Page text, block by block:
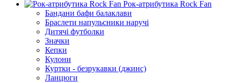
Рок-атрибутика Rock Fan
Бандани бафи балаклави
Браслети напульсники наручі
Дитячі футболки
Значки
Кепки
Кулони
Куртки - безрукавки (джинс)
Ланцюги